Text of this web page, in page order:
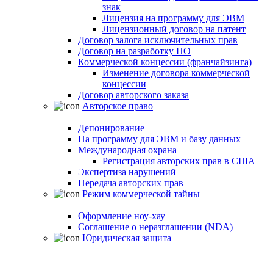
знак
Лицензия на программу для ЭВМ
Лицензионный договор на патент
Договор залога исключительных прав
Договор на разработку ПО
Коммерческой концессии (франчайзинга)
Изменение договора коммерческой
концессии
Договор авторского заказа
Авторское право
Депонирование
На программу для ЭВМ и базу данных
Международная охрана
Регистрация авторских прав в США
Экспертиза нарушений
Передача авторских прав
Режим коммерческой тайны
Оформление ноу-хау
Соглашение о неразглашении (NDA)
Юридическая защита